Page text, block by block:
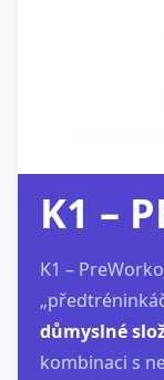
K1 –
K1 –
důmyslné
kombinaci s